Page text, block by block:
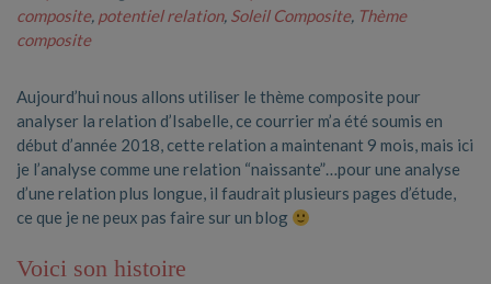
composite, potentiel relation, Soleil Composite, Thème
composite
Aujourd’hui nous allons utiliser le thème composite pour
analyser la relation d’Isabelle, ce courrier m’a été soumis en
début d’année 2018, cette relation a maintenant 9 mois, mais ici
je l’analyse comme une relation “naissante”…pour une analyse
d’une relation plus longue, il faudrait plusieurs pages d’étude,
ce que je ne peux pas faire sur un blog
Voici son histoire